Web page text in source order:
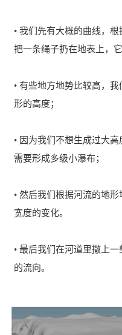
• 我们先有大概的曲线，
把一条绳子扔在地表上，
• 有些地方地势比较高，
形的高度；
• 因为我们不想生成过大
需要形成多级小瀑布；
• 然后我们根据河流的地
宽度的变化。
• 最后我们在河道里撒上
的流向。